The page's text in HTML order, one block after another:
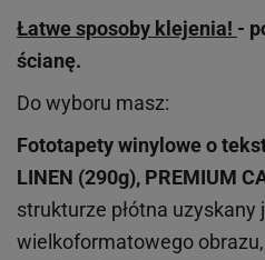
Łatwe sposoby klejenia! -
ścianę.
Do wyboru masz:
Fototapety winylowe o
LINEN (290g), PREMIUM
strukturze płótna
wielkoformatowego